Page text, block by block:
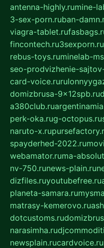
antenna-highly.rumine-
3-sex-porn.ruban-
viagra-tablet.ru
fincontech.ru3sexporn.ru
rebus-toys.ruminelab-
seo-prodvizhenie-
card-voice.ru
domizbrusa-9x12spb.ru
a380club.ru
perk-oka.rug-octopus.ru
naruto-x.ru
spayderhed-2022.ru
webamator.ruma-
nv-750.runews-plain.ru
dizfiles.ruyoutubefree.ru
planeta-samara.ru
matrasy-kemerovo.ru
dotcustoms.ru
narasimha.ru
newsplain.rucardvoice.ru